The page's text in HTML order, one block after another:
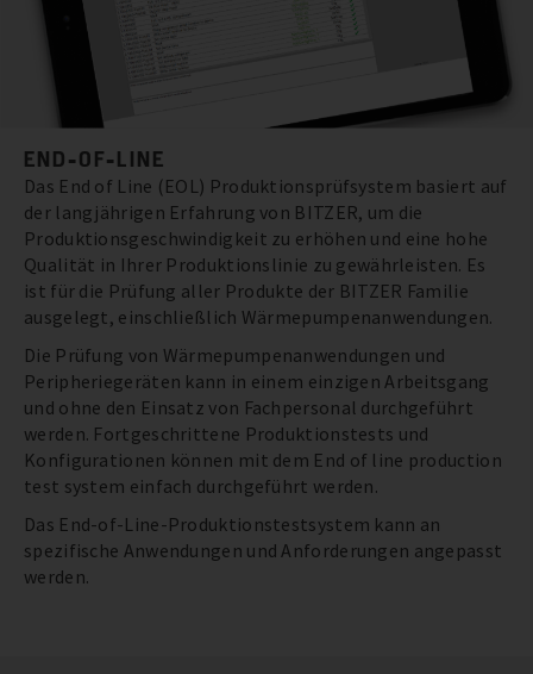
END-OF-LINE
Das End of Line (EOL) Produktionsprüfsystem basiert auf
der langjährigen Erfahrung von BITZER, um die
Produktionsgeschwindigkeit zu erhöhen und eine hohe
Qualität in Ihrer Produktionslinie zu gewährleisten. Es
ist für die Prüfung aller Produkte der BITZER Familie
ausgelegt, einschließlich Wärmepumpenanwendungen.
Die Prüfung von Wärmepumpenanwendungen und
Peripheriegeräten kann in einem einzigen Arbeitsgang
und ohne den Einsatz von Fachpersonal durchgeführt
werden. Fortgeschrittene Produktionstests und
Konfigurationen können mit dem End of line production
test system einfach durchgeführt werden.
Das End-of-Line-Produktionstestsystem kann an
spezifische Anwendungen und Anforderungen angepasst
werden.